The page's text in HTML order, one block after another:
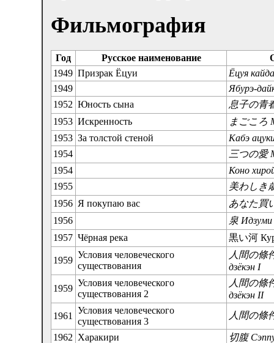
Фильмография
Год Русское наименование
1949 Призрак Ёцуи
Ёцуя
1949
Ябурэ-
1952 Юность сына
息子の青
1953 Искренность
まごころ
1953 За толстой стеной
Кабэ
1954
三つの愛
1954
Коно
1955
美わしき
1956 Я покупаю вас
あなた買
1956
泉 Идзуми
1957 Чёрная река 黒い河
1959
Условия человеческого
существования
人間の條
дзёкэн I
1959
Условия человеческого
существования 2
人間の條
дзёкэн II
1961
Условия человеческого
существования 3
人間の條
1962 Харакири
切腹